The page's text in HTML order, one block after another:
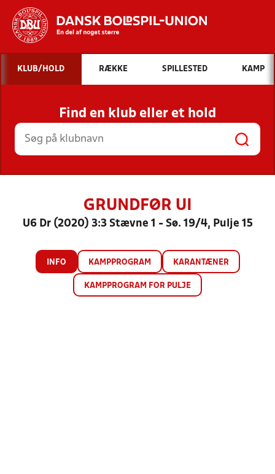
Hvad vil du søge efter?
INDHOLD OG NYHEDER
STILLINGER, RESULTATER, KLUBBER OG
HOLD
KLUB/HOLD RÆKKE SPILLESTED KAMP
Find en klub eller et hold
GRUNDFØR UI
U6 Dr (2020) 3:3 Stævne 1 - Sø. 19/4, Pulje 15
INFO KAMPPROGRAM KARANTÆNER
KAMPPROGRAM FOR PULJE